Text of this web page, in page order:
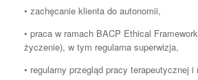
• zachęcanie klienta do autonomii,
• praca w ramach BACP Ethical
życzenie), w tym regularna superwizja,
• regularny przegląd pracy terapeutycznej i